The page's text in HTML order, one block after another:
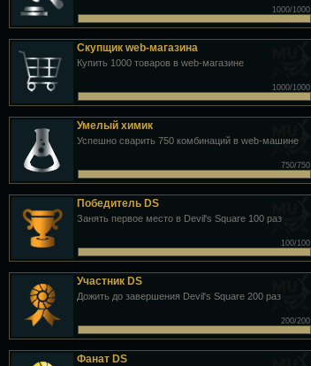
1000/1000
Скупщик web-магазина
Купить 1000 товаров в web-магазине
1000/1000
Умелый химик
Успешно сварить 750 комбинаций в web-машине
750/750
Победитель DS
Занять первое место в Devil's Square 100 раз
100/100
Участник DS
Дожить до завершения Devil's Square 200 раз
200/200
Фанат DS